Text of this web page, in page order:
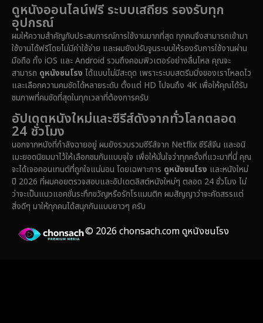
ดูหนังออนไลน์ฟรี ระบบเสถียร รองรับทุก
อุปกรณ์
ผมให้ความสำคัญกับประสบการณ์การใช้งานมากที่สุด ทุกคนจึงสามารถเข้ามา
ใช้งานได้ฟรีโดยไม่มีค่าใช้จ่าย และผมยังปรับจูนระบบให้รองรับการใช้งานผ่าน
มือถือ ทั้ง iOS และ Android รวมถึงคอมพิวเตอร์อย่างลื่นไหล คุณจะ
สามารถ ดูหนังชนโรง ได้แบบไม่มีสะดุด เพราะระบบสตรีมมิ่งของเราโหลดไว
และเลือกความคมชัดได้หลายระดับ ตั้งแต่ HD ไปจนถึง 4K เพื่อให้คุณได้รับ
ชมภาพที่คมชัดที่สุดในทุกเวลาที่ต้องการครับ
อัปเดตหนังใหม่และซีรีส์ดังจากทั่วโลกตลอด
24 ชั่วโมง
นอกจากหนังที่กำลังฉายอยู่ ผมยังรวบรวมซีรีส์จาก Netflix ซีรีส์จีน และอนิ
เมะยอดนิยมมาไว้ให้เลือกชมกันแบบจุใจ เพื่อให้มั่นใจว่าทุกครั้งที่แวะมาที่นี่ คุณ
จะได้เจอคอนเทนต์ที่ถูกใจแน่นอน โดยเฉพาะการ ดูหนังชนโรง และหนังใหม่
ปี 2026 ที่ผมคอยตรวจสอบและอัปเดตลิสต์หนังใหม่ๆ ตลอด 24 ชั่วโมง ไม่
ว่าจะเป็นแนวแอคชั่นระทึกขวัญหรือรักโรแมนติก ผมสัญญาว่าจะคัดสรรแต่
สิ่งดีๆ มาให้ทุกคนได้สนุกกันแบบยาวๆ ครับ
© 2026 chonsach.com ดูหนังชนโรง